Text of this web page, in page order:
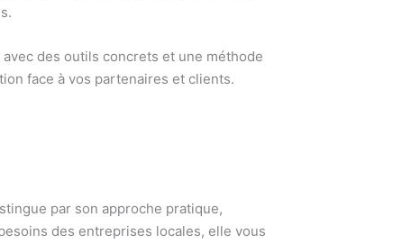
des outils concrets et une méthode
face à vos partenaires et clients.
par son approche pratique,
des entreprises locales, elle vous